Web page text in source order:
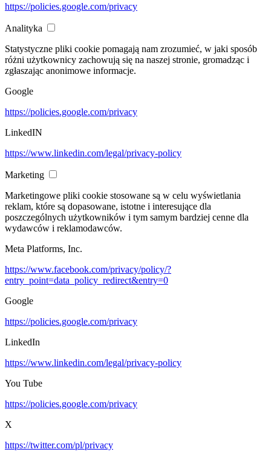
https://policies.google.com/privacy
Analityka
Statystyczne pliki cookie pomagają nam zrozumieć, w jaki sposób
różni użytkownicy zachowują się na naszej stronie, gromadząc i
zgłaszając anonimowe informacje.
Google
https://policies.google.com/privacy
LinkedIN
https://www.linkedin.com/legal/privacy-policy
Marketing
Marketingowe pliki cookie stosowane są w celu wyświetlania
reklam, które są dopasowane, istotne i interesujące dla
poszczególnych użytkowników i tym samym bardziej cenne dla
wydawców i reklamodawców.
Meta Platforms, Inc.
https://www.facebook.com/privacy/policy/?
entry_point=data_policy_redirect&entry=0
Google
https://policies.google.com/privacy
LinkedIn
https://www.linkedin.com/legal/privacy-policy
You Tube
https://policies.google.com/privacy
X
https://twitter.com/pl/privacy